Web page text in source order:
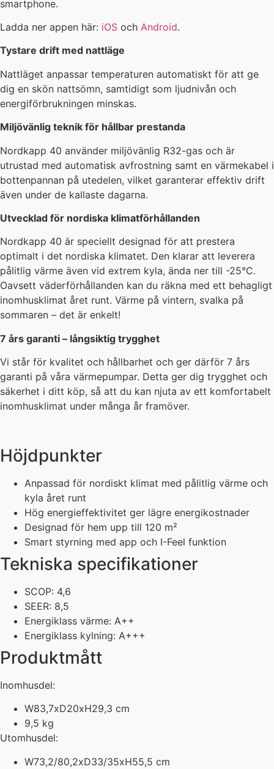
smartphone.
Ladda ner appen här: iOS och Android.
Tystare drift med nattläge
Nattläget anpassar temperaturen automatiskt för att ge
dig en skön nattsömn, samtidigt som ljudnivån och
energiförbrukningen minskas.
Miljövänlig teknik för hållbar prestanda
Nordkapp 40 använder miljövänlig R32-gas och är
utrustad med automatisk avfrostning samt en värmekabel i
bottenpannan på utedelen, vilket garanterar effektiv drift
även under de kallaste dagarna.
Utvecklad för nordiska klimatförhållanden
Nordkapp 40 är speciellt designad för att prestera
optimalt i det nordiska klimatet. Den klarar att leverera
pålitlig värme även vid extrem kyla, ända ner till -25°C.
Oavsett väderförhållanden kan du räkna med ett behagligt
inomhusklimat året runt. Värme på vintern, svalka på
sommaren – det är enkelt!
7 års garanti – långsiktig trygghet
Vi står för kvalitet och hållbarhet och ger därför 7 års
garanti på våra värmepumpar. Detta ger dig trygghet och
säkerhet i ditt köp, så att du kan njuta av ett komfortabelt
inomhusklimat under många år framöver.
Höjdpunkter
Anpassad för nordiskt klimat med pålitlig värme och
kyla året runt
Hög energieffektivitet ger lägre energikostnader
Designad för hem upp till 120 m²
Smart styrning med app och I-Feel funktion
Tekniska specifikationer
SCOP: 4,6
SEER: 8,5
Energiklass värme: A++
Energiklass kylning: A+++
Produktmått
Inomhusdel:
W83,7xD20xH29,3 cm
9,5 kg
Utomhusdel:
W73,2/80,2xD33/35xH55,5 cm